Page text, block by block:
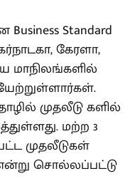
Standard
கேரளா,
மாநிலங்களில்
முதலீடு களில்
மற்ற 3
முதலீடுகள்
சொல்லப்பட்டு